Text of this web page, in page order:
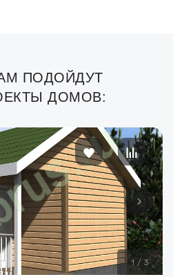
ПОДОЙДУТ
ДОМОВ:
1 / 3